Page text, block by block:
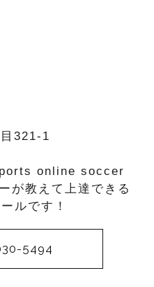
321-1
online soccer
が教えて上達できる
ルです！
5494